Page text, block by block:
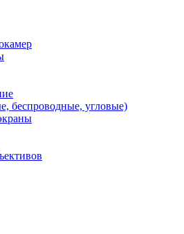
беспроводные, угловые)